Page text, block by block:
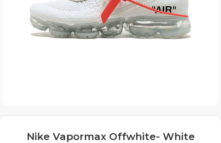
Nike Vapormax Offwhite- White